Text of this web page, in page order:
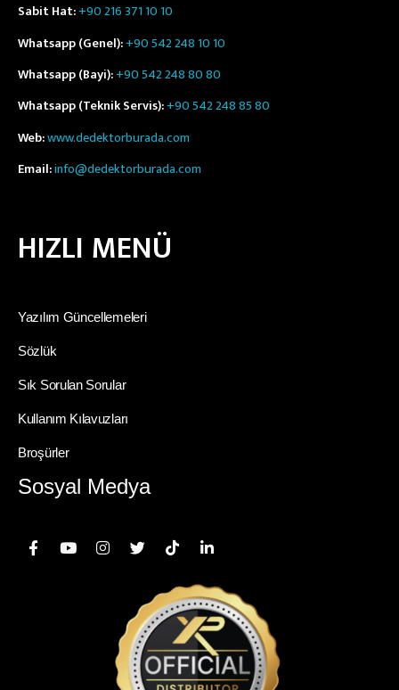
Sabit Hat:+90 216 371 10 10
Whatsapp (Genel):+90 542 248 10 10
Whatsapp (Bayi):+90 542 248 80 80
Whatsapp (Teknik Servis):+90 542 248 85 80
Web:www.dedektorburada.com
Email:info@dedektorburada.com
HIZLI MENÜ
Yazılım Güncellemeleri
Sözlük
Sık Sorulan Sorular
Kullanım Kılavuzları
Broşürler
Sosyal Medya